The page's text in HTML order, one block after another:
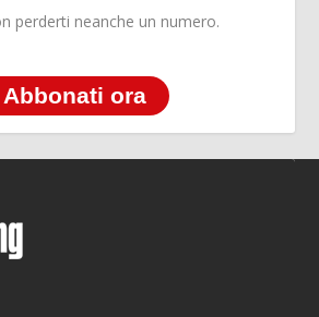
perderti neanche un numero.
Abbonati ora